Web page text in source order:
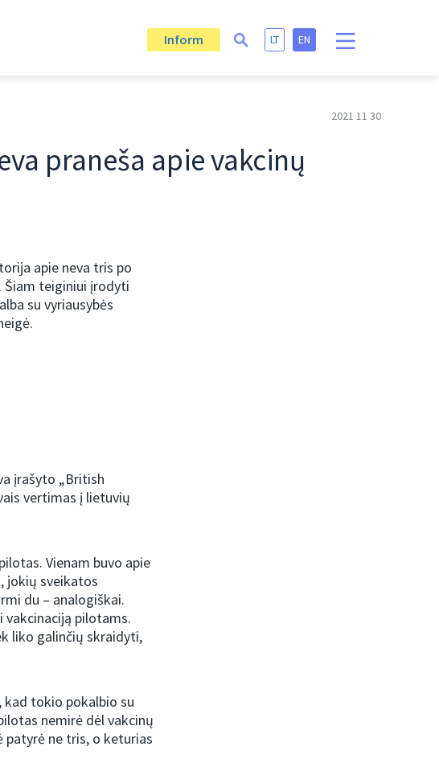
Inform LT EN
2021 11 30
praneša apie vakcinų
apie neva tris po
Šiam teiginiui įrodyti
su vyriausybės
įrašyto „British
vertimas į lietuvių
Vienam buvo apie
jokių sveikatos
du – analogiškai.
pilotams.
liko galinčių skraidyti,
kad tokio pokalbio su
nemirė dėl vakcinų
ne tris, o keturias